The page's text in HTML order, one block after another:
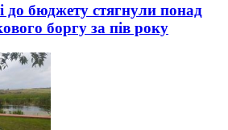
до бюджету стягнули понад
боргу за пів року